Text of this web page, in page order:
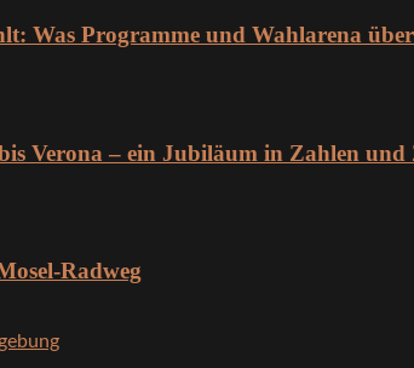
Was Programme und Wahlarena
Verona – ein Jubiläum in Zahlen und
Radweg